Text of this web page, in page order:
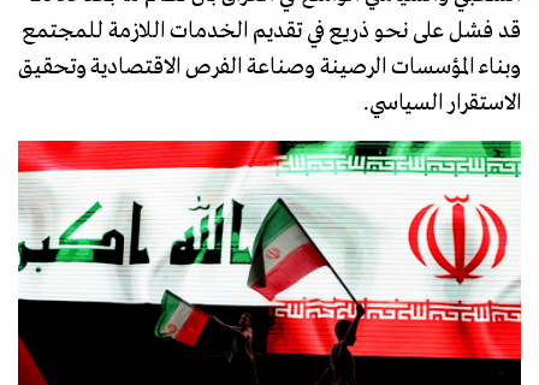
قد فشل على نحو ذريع في تقديم الخدمات اللازمة للمجتمع
وبناء المؤسسات الرصينة وصناعة الفرص الاقتصادية وتحقيق
الاستقرار السياسي.